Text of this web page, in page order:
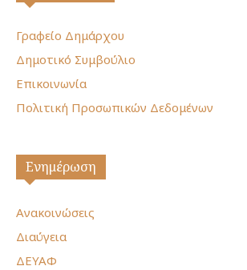
Γραφείο Δημάρχου
Δημοτικό Συμβούλιο
Επικοινωνία
Πολιτική Προσωπικών Δεδομένων
Ενημέρωση
Ανακοινώσεις
Διαύγεια
ΔΕΥΑΦ